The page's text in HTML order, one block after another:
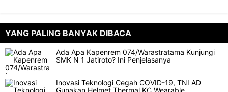
YANG PALING BANYAK DIBACA
Ada Apa Kapenrem 074/Warastratama Kunjungi
SMK N 1 Jatiroto? Ini Penjelasanya
Inovasi Teknologi Cegah COVID-19, TNI AD
Gunakan Helmet Thermal KC Wearable